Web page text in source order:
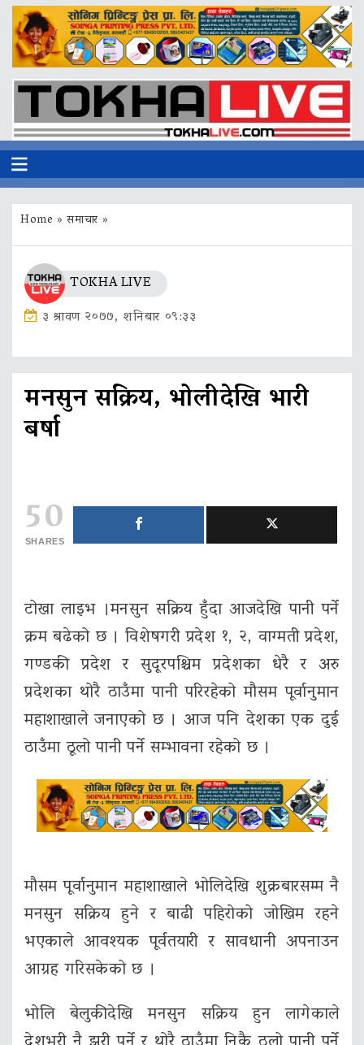
Home »समाचार »
TOKHA LIVE
३ श्रावण २०७७, शनिबार ०९:३३
मनसुन सक्रिय, भोलीदेखि भारी
बर्षा
50
SHARES
टोखा लाइभ ।मनसुन सक्रिय हुँदा आजदेखि पानी पर्ने
क्रम बढेको छ । विशेषगरी प्रदेश १, २, वाग्मती प्रदेश,
गण्डकी प्रदेश र सुदूरपश्चिम प्रदेशका धेरै र अरु
प्रदेशका थोरै ठाउँमा पानी परिरहेको मौसम पूर्वानुमान
महाशाखाले जनाएको छ । आज पनि देशका एक दुई
ठाउँमा ठूलो पानी पर्ने सम्भावना रहेको छ ।
मौसम पूर्वानुमान महाशाखाले भोलिदेखि शुक्रबारसम्म नै
मनसुन सक्रिय हुने र बाढी पहिरोको जोखिम रहने
भएकाले आवश्यक पूर्वतयारी र सावधानी अपनाउन
आग्रह गरिसकेको छ ।
भोलि बेलुकीदेखि मनसुन सक्रिय हुन लागेकाले